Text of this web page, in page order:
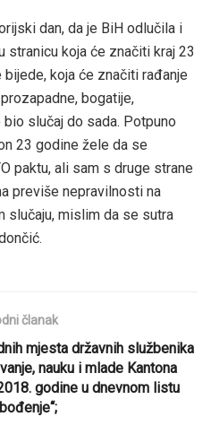
dan, da je BiH odlučila i
stranicu koja će značiti kraj 23
koja će značiti rađanje
bogatije,
slučaj do sada. Potpuno
23 godine žele da se
paktu, ali sam s druge strane
previše nepravilnosti na
slučaju, mislim da se sutra
članak
mjesta državnih službenika
nauku i mlade Kantona
godine u dnevnom listu